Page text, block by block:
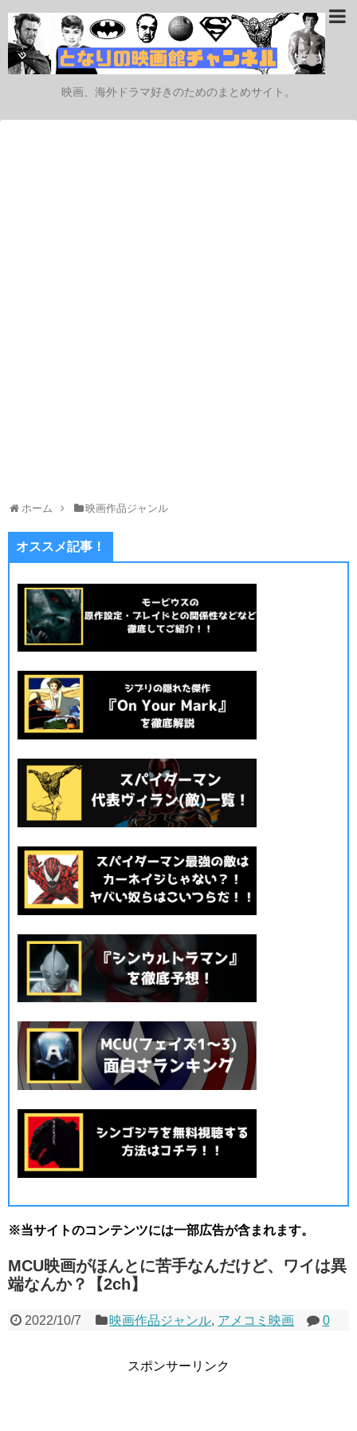
映画、海外ドラマ好きのためのまとめサイト。
ホーム 映画作品ジャンル
オススメ記事！
※当サイトのコンテンツには一部広告が含まれます。
MCU映画がほんとに苦手なんだけど、ワイは異
端なんか？【2ch】
2022/10/7 映画作品ジャンル, アメコミ映画 0
スポンサーリンク